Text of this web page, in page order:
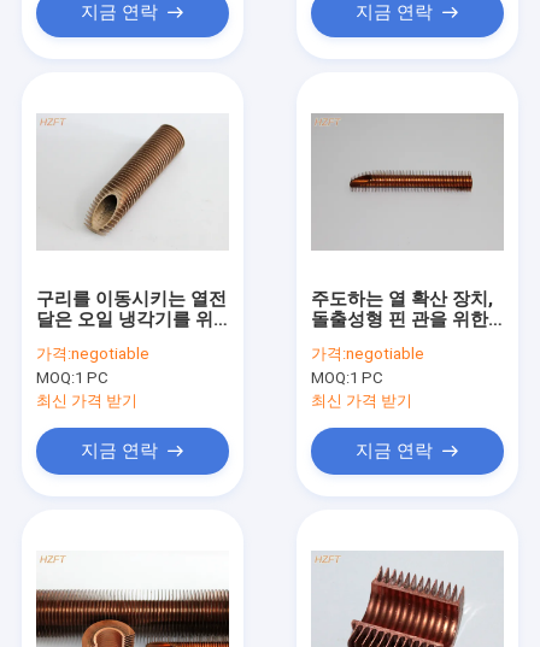
지금 연락 지금 연락
구리를 이동시키는 열전
달은 오일 냉각기를 위
어냈습니다
가격:negotiable
MOQ:1 PC
최신 가격 받기
지금 연락
주도하는 열 확산 장치,
돌출성형 핀 관을 위한
가격:negotiable
MOQ:1 PC
최신 가격 받기
지금 연락